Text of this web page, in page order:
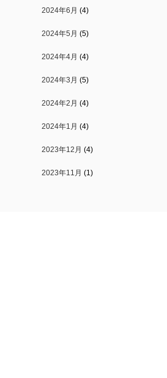
2024年6月 (4)
2024年5月 (5)
2024年4月 (4)
2024年3月 (5)
2024年2月 (4)
2024年1月 (4)
2023年12月 (4)
2023年11月 (1)